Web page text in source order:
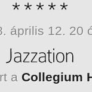
április 12. 20
a Collegium